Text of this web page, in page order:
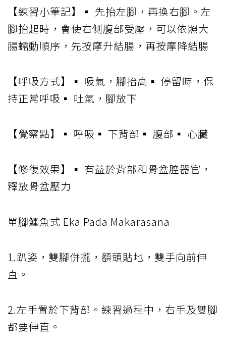
【練習小筆記】▪ 先抬左腳，再換右腳。左
腳抬起時，會使右側腹部受壓，可以依照大
腸蠕動順序，先按摩升結腸，再按摩降結腸
【呼吸方式】▪ 吸氣，腳抬高▪ 停留時，保
持正常呼吸▪ 吐氣，腳放下
【覺察點】▪ 呼吸▪ 下背部▪ 腹部▪ 心臟
【修復效果】▪ 有益於背部和骨盆腔器官，
釋放骨盆壓力
單腳鱷魚式 Eka Pada Makarasana
1.趴姿，雙腳併攏，額頭貼地，雙手向前伸
直。
2.左手置於下背部。練習過程中，右手及雙腳
都要伸直。